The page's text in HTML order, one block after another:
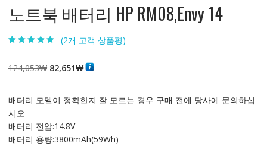
노트북 배터리 HP RM08,Envy 14
5점 만점에 점
으로 평가됨
(2개 고객 상품평)
124,053₩ 원
격:
82,651₩현
격:
배터리 모델이 정확한지 잘 모르는 경우 구매 전에 당사에 문의하십
시오
배터리 전압:14.8V
배터리 용량:3800mAh(59Wh)